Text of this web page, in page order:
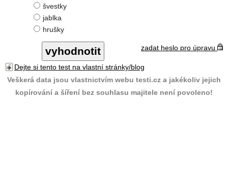
švestky
jablka
hrušky
zadat heslo pro úpravu
Dejte si tento test na vlastní stránky/blog
Veškerá data jsou vlastnictvím webu testi.cz a jakékoliv jejich
kopírování a šíření bez souhlasu majitele není povoleno!